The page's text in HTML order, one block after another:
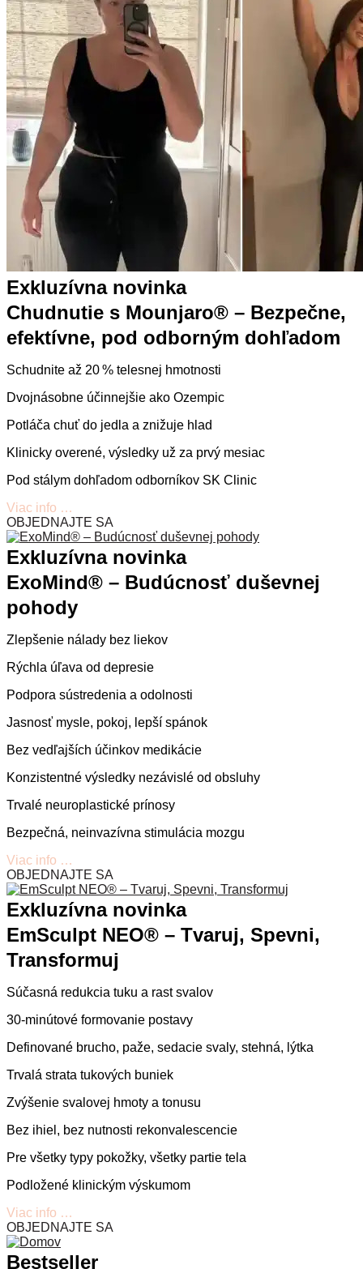
Exkluzívna novinka
Chudnutie s Mounjaro® – Bezpečne,
efektívne, pod odborným dohľadom
Schudnite až 20 % telesnej hmotnosti
Dvojnásobne účinnejšie ako Ozempic
Potláča chuť do jedla a znižuje hlad
Klinicky overené, výsledky už za prvý mesiac
Pod stálym dohľadom odborníkov SK Clinic
Viac info …
OBJEDNAJTE SA
Exkluzívna novinka
ExoMind® – Budúcnosť duševnej
pohody
Zlepšenie nálady bez liekov
Rýchla úľava od depresie
Podpora sústredenia a odolnosti
Jasnosť mysle, pokoj, lepší spánok
Bez vedľajších účinkov medikácie
Konzistentné výsledky nezávislé od obsluhy
Trvalé neuroplastické prínosy
Bezpečná, neinvazívna stimulácia mozgu
Viac info …
OBJEDNAJTE SA
Exkluzívna novinka
EmSculpt NEO® – Tvaruj, Spevni,
Transformuj
Súčasná redukcia tuku a rast svalov
30-minútové formovanie postavy
Definované brucho, paže, sedacie svaly, stehná, lýtka
Trvalá strata tukových buniek
Zvýšenie svalovej hmoty a tonusu
Bez ihiel, bez nutnosti rekonvalescencie
Pre všetky typy pokožky, všetky partie tela
Podložené klinickým výskumom
Viac info …
OBJEDNAJTE SA
Bestseller